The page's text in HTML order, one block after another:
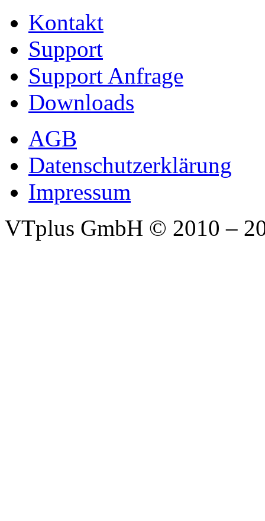
Kontakt
Support
Support Anfrage
Downloads
AGB
Datenschutzerklärung
Impressum
VTplus GmbH © 2010 –